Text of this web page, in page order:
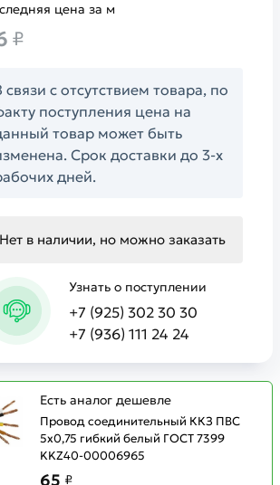
цена за м
₽
связи с отсутствием товара, по
поступления цена на
товар может быть
Срок доставки до 3-х
дней.
Нет в наличии, но можно заказать
Узнать о поступлении
+7 (925) 302 30 30
+7 (936) 111 24 24
Есть аналог дешевле
Провод соединительный ККЗ ПВС
5х0,75 гибкий белый ГОСТ 7399
KKZ40-00006965
65 ₽